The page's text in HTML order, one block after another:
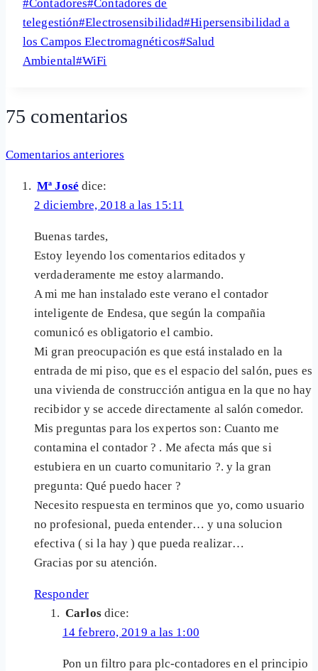
Share
de
la
entrada:
#Contadores#Contadores de
telegestión#Electrosensibilidad#Hipersensibilidad a
los Campos Electromagnéticos#Salud
Ambiental#WiFi
75 comentarios
Navegación
de
comentarios
Comentarios anteriores
Mª José dice:
2 diciembre, 2018 a las 15:11
Buenas tardes,
Estoy leyendo los comentarios editados y
verdaderamente me estoy alarmando.
A mi me han instalado este verano el contador
inteligente de Endesa, que según la compañia
comunicó es obligatorio el cambio.
Mi gran preocupación es que está instalado en la
entrada de mi piso, que es el espacio del salón, pues es
una vivienda de construcción antigua en la que no hay
recibidor y se accede directamente al salón comedor.
Mis preguntas para los expertos son: Cuanto me
contamina el contador ? . Me afecta más que si
estubiera en un cuarto comunitario ?. y la gran
pregunta: Qué puedo hacer ?
Necesito respuesta en terminos que yo, como usuario
no profesional, pueda entender… y una solucion
efectiva ( si la hay ) que pueda realizar…
Gracias por su atención.
Responder
Carlos dice:
14 febrero, 2019 a las 1:00
Pon un filtro para plc-contadores en el principio